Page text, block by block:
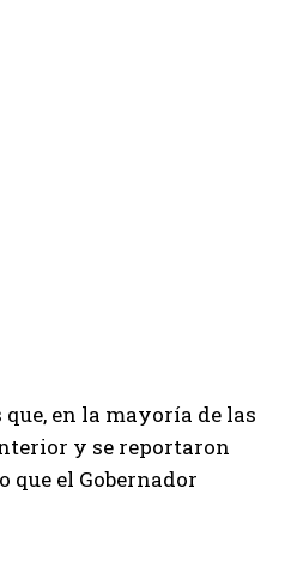
en la mayoría de las
y se reportaron
el Gobernador